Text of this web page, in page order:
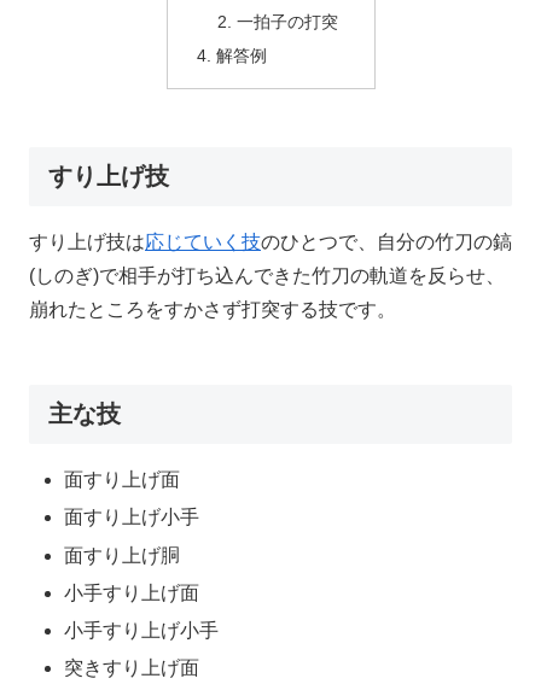
一拍子の打突
解答例
すり上げ技
すり上げ技は応じていく技のひとつで、自分の竹刀の鎬
(しのぎ)で相手が打ち込んできた竹刀の軌道を反らせ、
崩れたところをすかさず打突する技です。
主な技
面すり上げ面
面すり上げ小手
面すり上げ胴
小手すり上げ面
小手すり上げ小手
突きすり上げ面